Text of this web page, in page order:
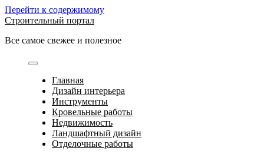
Перейти к содержимому
Строительный портал
Все самое свежее и полезное
Главная
Дизайн интерьера
Инструменты
Кровельные работы
Недвижимость
Ландшафтный дизайн
Отделочные работы